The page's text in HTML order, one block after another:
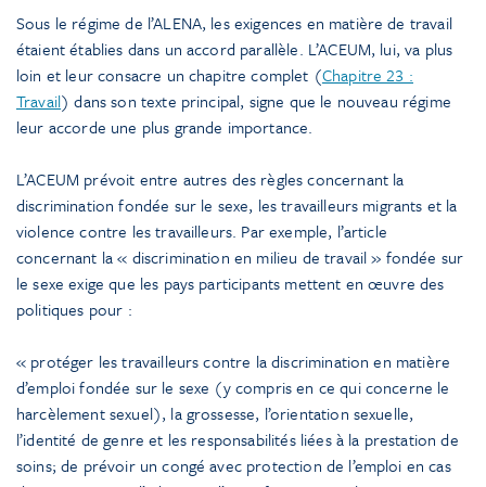
Sous le régime de l’ALENA, les exigences en matière de travail
étaient établies dans un accord parallèle. L’ACEUM, lui, va plus
loin et leur consacre un chapitre complet (Chapitre 23 :
Travail) dans son texte principal, signe que le nouveau régime
leur accorde une plus grande importance.
L’ACEUM prévoit entre autres des règles concernant la
discrimination fondée sur le sexe, les travailleurs migrants et la
violence contre les travailleurs. Par exemple, l’article
concernant la « discrimination en milieu de travail » fondée sur
le sexe exige que les pays participants mettent en œuvre des
politiques pour :
« protéger les travailleurs contre la discrimination en matière
d’emploi fondée sur le sexe (y compris en ce qui concerne le
harcèlement sexuel), la grossesse, l’orientation sexuelle,
l’identité de genre et les responsabilités liées à la prestation de
soins; de prévoir un congé avec protection de l’emploi en cas